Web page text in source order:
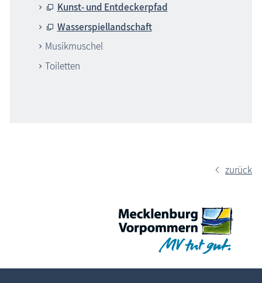
Kunst- und Entdeckerpfad
Wasserspiellandschaft
Musikmuschel
Toiletten
zurück